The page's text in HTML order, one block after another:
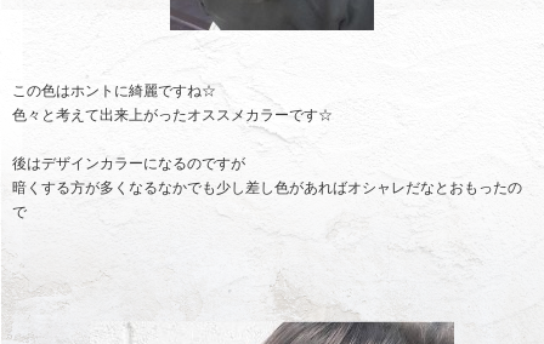
この色はホントに綺麗ですね☆
色々と考えて出来上がったオススメカラーです☆
後はデザインカラーになるのですが
暗くする方が多くなるなかでも少し差し色があればオシャレだなとおもったの
で